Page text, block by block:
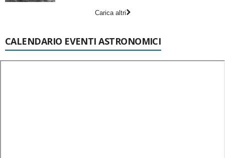
Carica altri
CALENDARIO EVENTI ASTRONOMICI